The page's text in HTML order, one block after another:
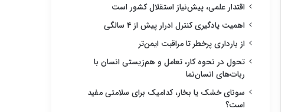
اقتدار علمی، پیش‌نیاز استقلال کشور است
اهمیت یادگیری کنترل ادرار پیش از ۴ سالگی
از بارداری پرخطر تا مراقبت ایمن‌تر
تحول در نحوه کار، تعامل و هم‌زیستی انسان با
ربات‌های انسان‌نما
سونای خشک یا بخار، کدامیک برای سلامتی مفید
است؟